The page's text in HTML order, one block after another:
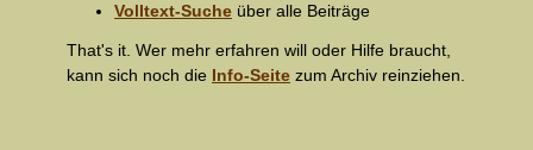
Volltext-Suche über alle Beiträge
That's it. Wer mehr erfahren will oder Hilfe braucht,
kann sich noch die Info-Seite zum Archiv reinziehen.